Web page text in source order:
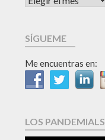
SÍGUEME
Me encuentras en:
LOS PANDEMIALS